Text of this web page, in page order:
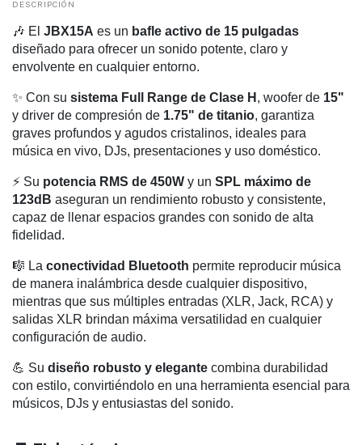
DESCRIPCIÓN
🎶 El JBX15A es un bafle activo de 15 pulgadas
diseñado para ofrecer un sonido potente, claro y
envolvente en cualquier entorno.
✨ Con su sistema Full Range de Clase H , woofer de 15"
y driver de compresión de 1.75" de titanio, garantiza
graves profundos y agudos cristalinos, ideales para
música en vivo, DJs, presentaciones y uso doméstico.
⚡ Su potencia RMS de 450W y un SPL máximo de
123dB aseguran un rendimiento robusto y consistente,
capaz de llenar espacios grandes con sonido de alta
fidelidad.
🎼 La conectividad Bluetooth permite reproducir música
de manera inalámbrica desde cualquier dispositivo,
mientras que sus múltiples entradas (XLR, Jack, RCA) y
salidas XLR brindan máxima versatilidad en cualquier
configuración de audio.
💪 Su diseño robusto y elegante combina durabilidad
con estilo, convirtiéndolo en una herramienta esencial para
músicos, DJs y entusiastas del sonido.